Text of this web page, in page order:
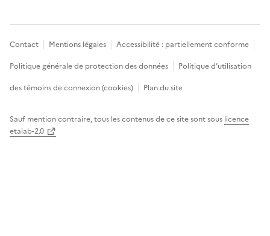
Contact Mentions légales
Accessibilité : partiellement conforme
Politique générale de protection des données
Politique d’utilisation
des témoins de connexion (cookies)
Plan du site
Sauf mention contraire, tous les contenus de ce site sont sous licence
etalab-2.0